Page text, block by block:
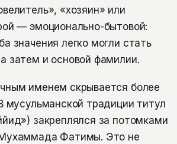
«хозяин» или
— эмоционально-бытовой:
значения легко могли стать
затем и основой фамилии.
именем скрывается более
мусульманской традиции титул
закреплялся за потомками
Фатимы. Это не